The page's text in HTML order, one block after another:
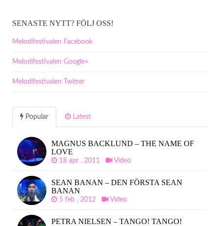
SENASTE NYTT? FÖLJ OSS!
Melodifestivalen Facebook
Melodifestivalen Google+
Melodifestivalen Twitter
Popular Latest
MAGNUS BACKLUND – THE NAME OF
LOVE
18 apr , 2011 Video
SEAN BANAN – DEN FÖRSTA SEAN
BANAN
5 feb , 2012 Video
PETRA NIELSEN – TANGO! TANGO!